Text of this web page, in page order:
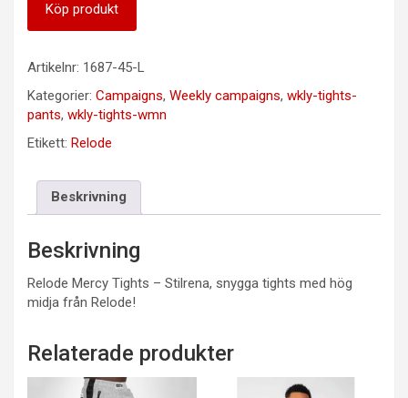
Köp produkt
Artikelnr: 1687-45-L
Kategorier: Campaigns, Weekly campaigns, wkly-tights-
pants, wkly-tights-wmn
Etikett: Relode
Beskrivning
Beskrivning
Relode Mercy Tights – Stilrena, snygga tights med hög
midja från Relode!
Relaterade produkter